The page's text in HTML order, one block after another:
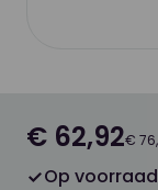
€ 62,92€
Op voorraad